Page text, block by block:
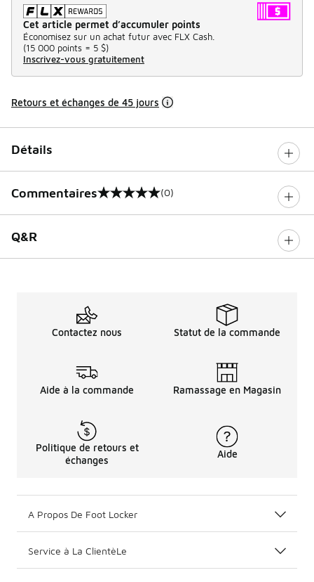
Cet article permet d’accumuler points
Économisez sur un achat futur avec FLX Cash.
(15 000 points = 5 $)
Inscrivez-vous gratuitement
Retours et échanges de 45 jours
Détails
Commentaires
0 sur 5 notes (0)
Q&R
Contactez nous Statut de la commande
Aide à la commande Ramassage en Magasin
Politique de retours et
échanges
Aide
A Propos De Foot Locker
Service à La ClientèLe